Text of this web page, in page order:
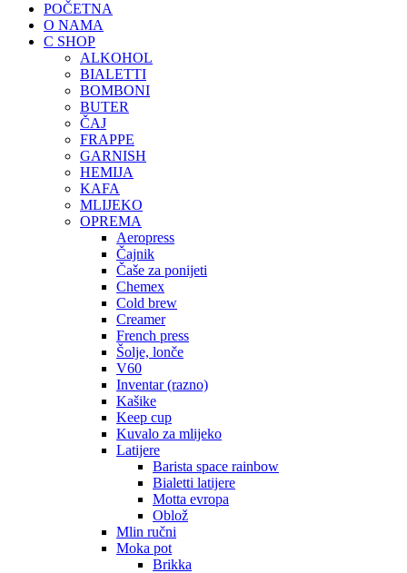
POČETNA
O NAMA
C SHOP
ALKOHOL
BIALETTI
BOMBONI
BUTER
ČAJ
FRAPPE
GARNISH
HEMIJA
KAFA
MLIJEKO
OPREMA
Aeropress
Čajnik
Čaše za ponijeti
Chemex
Cold brew
Creamer
French press
Šolje, lonče
V60
Inventar (razno)
Kašike
Keep cup
Kuvalo za mlijeko
Latijere
Barista space rainbow
Bialetti latijere
Motta evropa
Oblož
Mlin ručni
Moka pot
Brikka